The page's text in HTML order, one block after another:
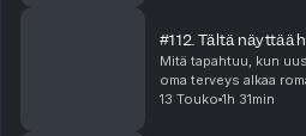
#112. Tältä näyttää
Mitä tapahtuu, kun
oma terveys alkaa
puutu asiaan?Tässä
13 Touko 1h 31min